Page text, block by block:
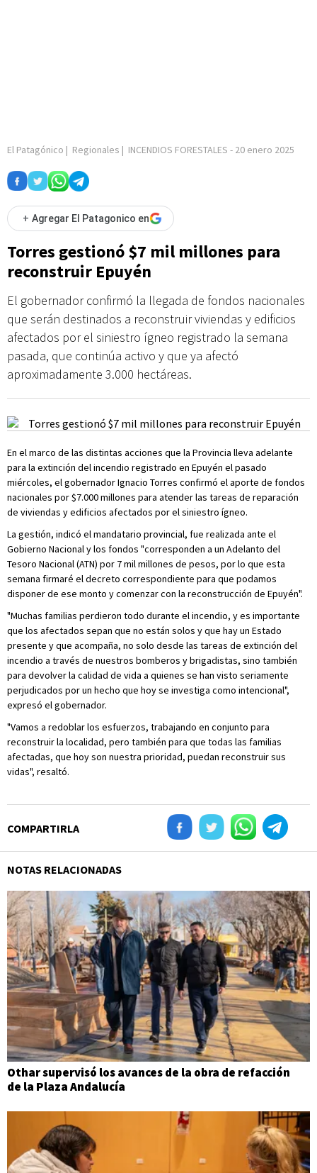
El Patagónico | Regionales | INCENDIOS FORESTALES - 20 enero 2025
+ Agregar El Patagonico en
Torres gestionó $7 mil millones para
reconstruir Epuyén
El gobernador confirmó la llegada de fondos nacionales
que serán destinados a reconstruir viviendas y edificios
afectados por el siniestro ígneo registrado la semana
pasada, que continúa activo y que ya afectó
aproximadamente 3.000 hectáreas.
En el marco de las distintas acciones que la Provincia lleva adelante
para la extinción del incendio registrado en Epuyén el pasado
miércoles, el gobernador Ignacio Torres confirmó el aporte de fondos
nacionales por $7.000 millones para atender las tareas de reparación
de viviendas y edificios afectados por el siniestro ígneo.
La gestión, indicó el mandatario provincial, fue realizada ante el
Gobierno Nacional y los fondos "corresponden a un Adelanto del
Tesoro Nacional (ATN) por 7 mil millones de pesos, por lo que esta
semana firmaré el decreto correspondiente para que podamos
disponer de ese monto y comenzar con la reconstrucción de Epuyén".
"Muchas familias perdieron todo durante el incendio, y es importante
que los afectados sepan que no están solos y que hay un Estado
presente y que acompaña, no solo desde las tareas de extinción del
incendio a través de nuestros bomberos y brigadistas, sino también
para devolver la calidad de vida a quienes se han visto seriamente
perjudicados por un hecho que hoy se investiga como intencional",
expresó el gobernador.
"Vamos a redoblar los esfuerzos, trabajando en conjunto para
reconstruir la localidad, pero también para que todas las familias
afectadas, que hoy son nuestra prioridad, puedan reconstruir sus
vidas", resaltó.
COMPARTIRLA
NOTAS RELACIONADAS
Othar supervisó los avances de la obra de refacción
de la Plaza Andalucía